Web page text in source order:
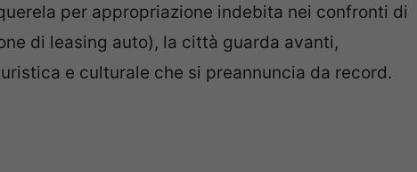
per appropriazione indebita nei confronti di
di leasing auto), la città guarda avanti,
e culturale che si preannuncia da record.